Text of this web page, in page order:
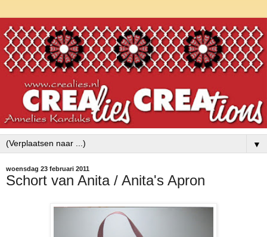
▼
woensdag 23 februari 2011
Schort van Anita / Anita's Apron